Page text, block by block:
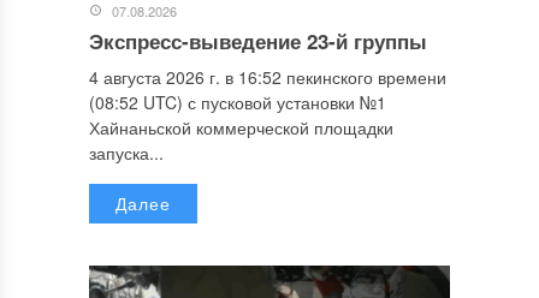
07.08.2026
Экспресс-выведение 23-й группы
4 августа 2026 г. в 16:52 пекинского времени
(08:52 UTC) с пусковой установки №1
Хайнаньской коммерческой площадки
запуска...
Далее